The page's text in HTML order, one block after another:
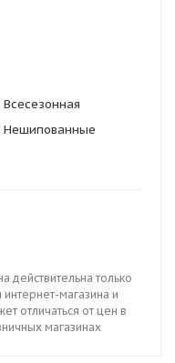
Всесезонная
Нешипованные
действительна только
интернет-магазина и
отличаться от цен в
магазинах